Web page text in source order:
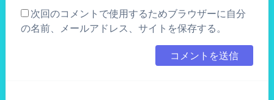
次回のコメントで使用するためブラウザーに自分
の名前、メールアドレス、サイトを保存する。